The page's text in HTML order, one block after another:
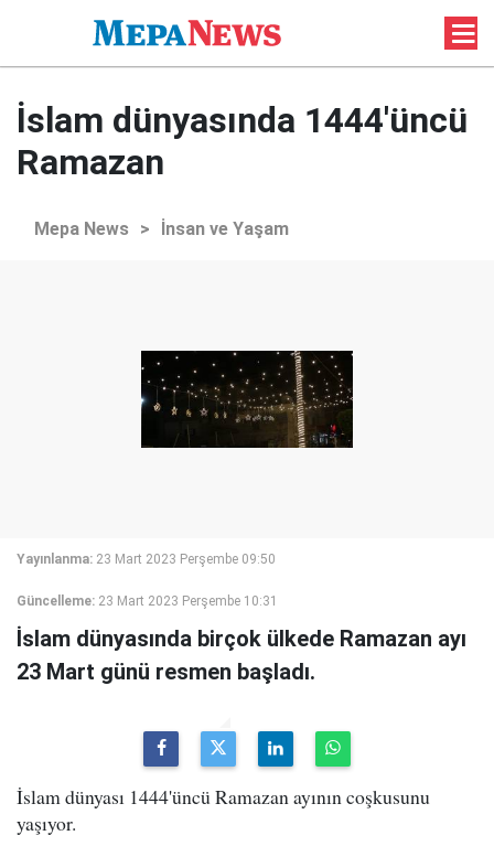
İslam dünyasında 1444'üncü
Ramazan
Mepa News > İnsan ve Yaşam
Yayınlanma: 23 Mart 2023 Perşembe 09:50
Güncelleme: 23 Mart 2023 Perşembe 10:31
İslam dünyasında birçok ülkede Ramazan ayı
23 Mart günü resmen başladı.
İslam dünyası 1444'üncü Ramazan ayının coşkusunu
yaşıyor.